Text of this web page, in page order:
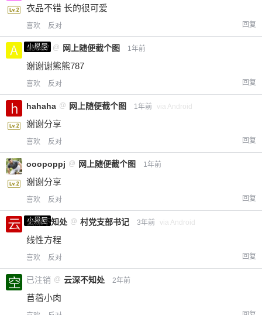
衣品不错 长的很可爱
喜欢 反对 回复
小黑屋
a0987 @ 网上随便截个图 1年前
谢谢谢熊熊787
喜欢 反对 回复
hahaha @ 网上随便截个图 1年前 via Android
谢谢分享
喜欢 反对 回复
ooopoppj @ 网上随便截个图 1年前
谢谢分享
喜欢 反对 回复
小黑屋
云深不知处 @ 村党支部书记 3年前 via Android
线性方程
喜欢 反对 回复
已注销 @ 云深不知处 2年前
苜蓿小肉